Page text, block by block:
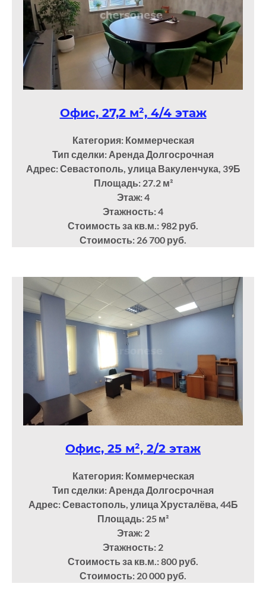
Офис, 27,2 м², 4/4 этаж
Категория: Коммерческая
Тип сделки: Аренда Долгосрочная
Адрес: Севастополь, улица Вакуленчука, 39Б
Площадь: 27.2м²
Этаж: 4
Этажность: 4
Стоимость за кв.м.: 982 руб.
Стоимость: 26 700 руб.
Офис, 25 м², 2/2 этаж
Категория: Коммерческая
Тип сделки: Аренда Долгосрочная
Адрес: Севастополь, улица Хрусталёва, 44Б
Площадь: 25 м²
Этаж: 2
Этажность: 2
Стоимость за кв.м.: 800 руб.
Стоимость: 20 000 руб.